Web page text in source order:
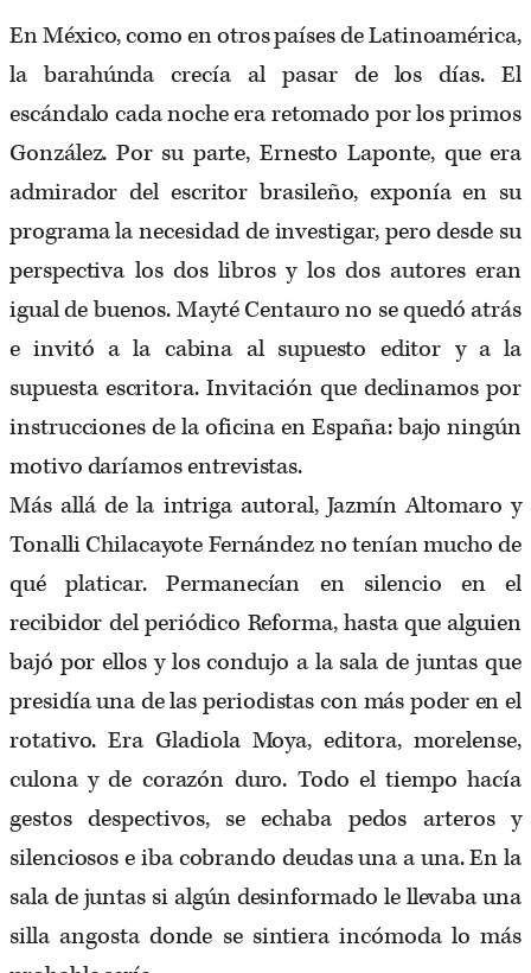
En México, como en otros países de Latinoamérica,
la barahúnda crecía al pasar de los días. El
escándalo cada noche era retomado por los primos
González. Por su parte, Ernesto Laponte, que era
admirador del escritor brasileño, exponía en su
programa la necesidad de investigar, pero desde su
perspectiva los dos libros y los dos autores eran
igual de buenos. Mayté Centauro no se quedó atrás
e invitó a la cabina al supuesto editor y a la
supuesta escritora. Invitación que declinamos por
instrucciones de la oficina en España: bajo ningún
motivo daríamos entrevistas.
Más allá de la intriga autoral, Jazmín Altomaro y
Tonalli Chilacayote Fernández no tenían mucho de
qué platicar. Permanecían en silencio en el
recibidor del periódico Reforma, hasta que alguien
bajó por ellos y los condujo a la sala de juntas que
presidía una de las periodistas con más poder en el
rotativo. Era Gladiola Moya, editora, morelense,
culona y de corazón duro. Todo el tiempo hacía
gestos despectivos, se echaba pedos arteros y
silenciosos e iba cobrando deudas una a una. En la
sala de juntas si algún desinformado le llevaba una
silla angosta donde se sintiera incómoda lo más